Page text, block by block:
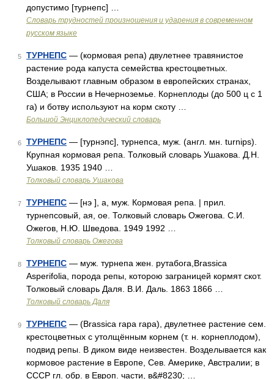
допустимо [турнепс] …
Словарь трудностей произношения и ударения в современном
русском языке
5 ТУРНЕПС — (кормовая репа) двулетнее травянистое
растение рода капуста семейства крестоцветных.
Возделывают главным образом в европейских странах,
США; в России в Нечерноземье. Корнеплоды (до 500 ц с 1
га) и ботву используют на корм скоту …
Большой Энциклопедический словарь
6 ТУРНЕПС — [турнэпс], турнепса, муж. (англ. мн. turnips).
Крупная кормовая репа. Толковый словарь Ушакова. Д.Н.
Ушаков. 1935 1940 …
Толковый словарь Ушакова
7 ТУРНЕПС — [нэ ], а, муж. Кормовая репа. | прил.
турнепсовый, ая, ое. Толковый словарь Ожегова. С.И.
Ожегов, Н.Ю. Шведова. 1949 1992 …
Толковый словарь Ожегова
8 ТУРНЕПС — муж. турнепа жен. рутабога,Brassica
Asperifolia, порода репы, которою заграницей кормят скот.
Толковый словарь Даля. В.И. Даль. 1863 1866 …
Толковый словарь Даля
9 ТУРНЕПС — (Brassica rapa rара), двулетнее растение сем.
крестоцветных с утолщённым корнем (т. н. корнеплодом),
подвид репы. В диком виде неизвестен. Возделывается как
кормовое растение в Европе, Сев. Америке, Австралии; в
СССР гл. обр. в Европ. части, в&#8230; …